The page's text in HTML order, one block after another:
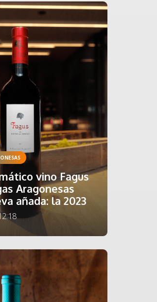
vino Fagus
Aragonesas
añada: la 2023